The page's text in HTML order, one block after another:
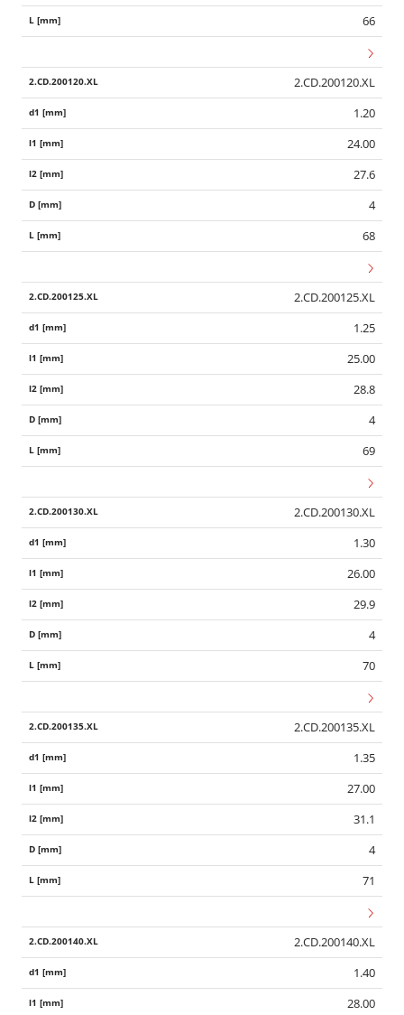
66
2.CD.200120.XL
1.20
24.00
27.6
4
68
2.CD.200125.XL
1.25
25.00
28.8
4
69
2.CD.200130.XL
1.30
26.00
29.9
4
70
2.CD.200135.XL
1.35
27.00
31.1
4
71
2.CD.200140.XL
1.40
28.00